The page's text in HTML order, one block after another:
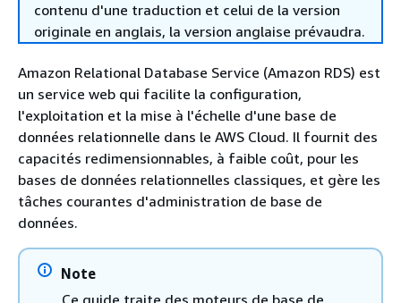
contenu d'une traduction et celui de la version
originale en anglais, la version anglaise prévaudra.
Amazon Relational Database Service (Amazon RDS) est
un service web qui facilite la configuration,
l'exploitation et la mise à l'échelle d'une base de
données relationnelle dans le AWS Cloud. Il fournit des
capacités redimensionnables, à faible coût, pour les
bases de données relationnelles classiques, et gère les
tâches courantes d'administration de base de
données.
Note
Ce guide traite des moteurs de base de